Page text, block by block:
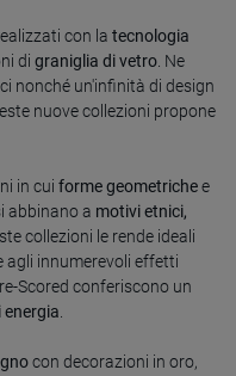
con la tecnologia
di graniglia di vetro. Ne
nonché un'infinità di design
nuove collezioni propone
in cui forme geometrichee
abbinano a motivi etnici,
collezioni le rende ideali
agli innumerevoli effetti
Scored conferiscono un
con decorazioni in oro,